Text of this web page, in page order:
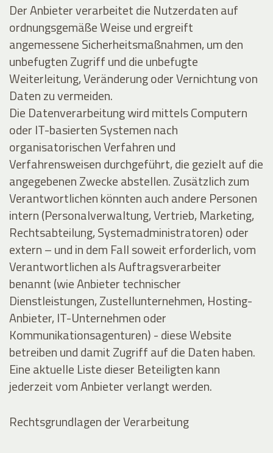
Der Anbieter verarbeitet die Nutzerdaten auf
ordnungsgemäße Weise und ergreift
angemessene Sicherheitsmaßnahmen, um den
unbefugten Zugriff und die unbefugte
Weiterleitung, Veränderung oder Vernichtung von
Daten zu vermeiden.
Die Datenverarbeitung wird mittels Computern
oder IT-basierten Systemen nach
organisatorischen Verfahren und
Verfahrensweisen durchgeführt, die gezielt auf die
angegebenen Zwecke abstellen. Zusätzlich zum
Verantwortlichen könnten auch andere Personen
intern (Personalverwaltung, Vertrieb, Marketing,
Rechtsabteilung, Systemadministratoren) oder
extern – und in dem Fall soweit erforderlich, vom
Verantwortlichen als Auftragsverarbeiter
benannt (wie Anbieter technischer
Dienstleistungen, Zustellunternehmen, Hosting-
Anbieter, IT-Unternehmen oder
Kommunikationsagenturen) - diese Website
betreiben und damit Zugriff auf die Daten haben.
Eine aktuelle Liste dieser Beteiligten kann
jederzeit vom Anbieter verlangt werden.
Rechtsgrundlagen der Verarbeitung